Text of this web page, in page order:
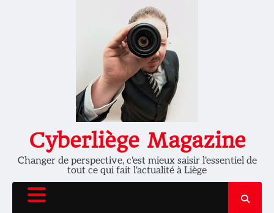
Cyberliège Magazine
Changer de perspective, c'est mieux saisir l'essentiel de
tout ce qui fait l'actualité à Liège